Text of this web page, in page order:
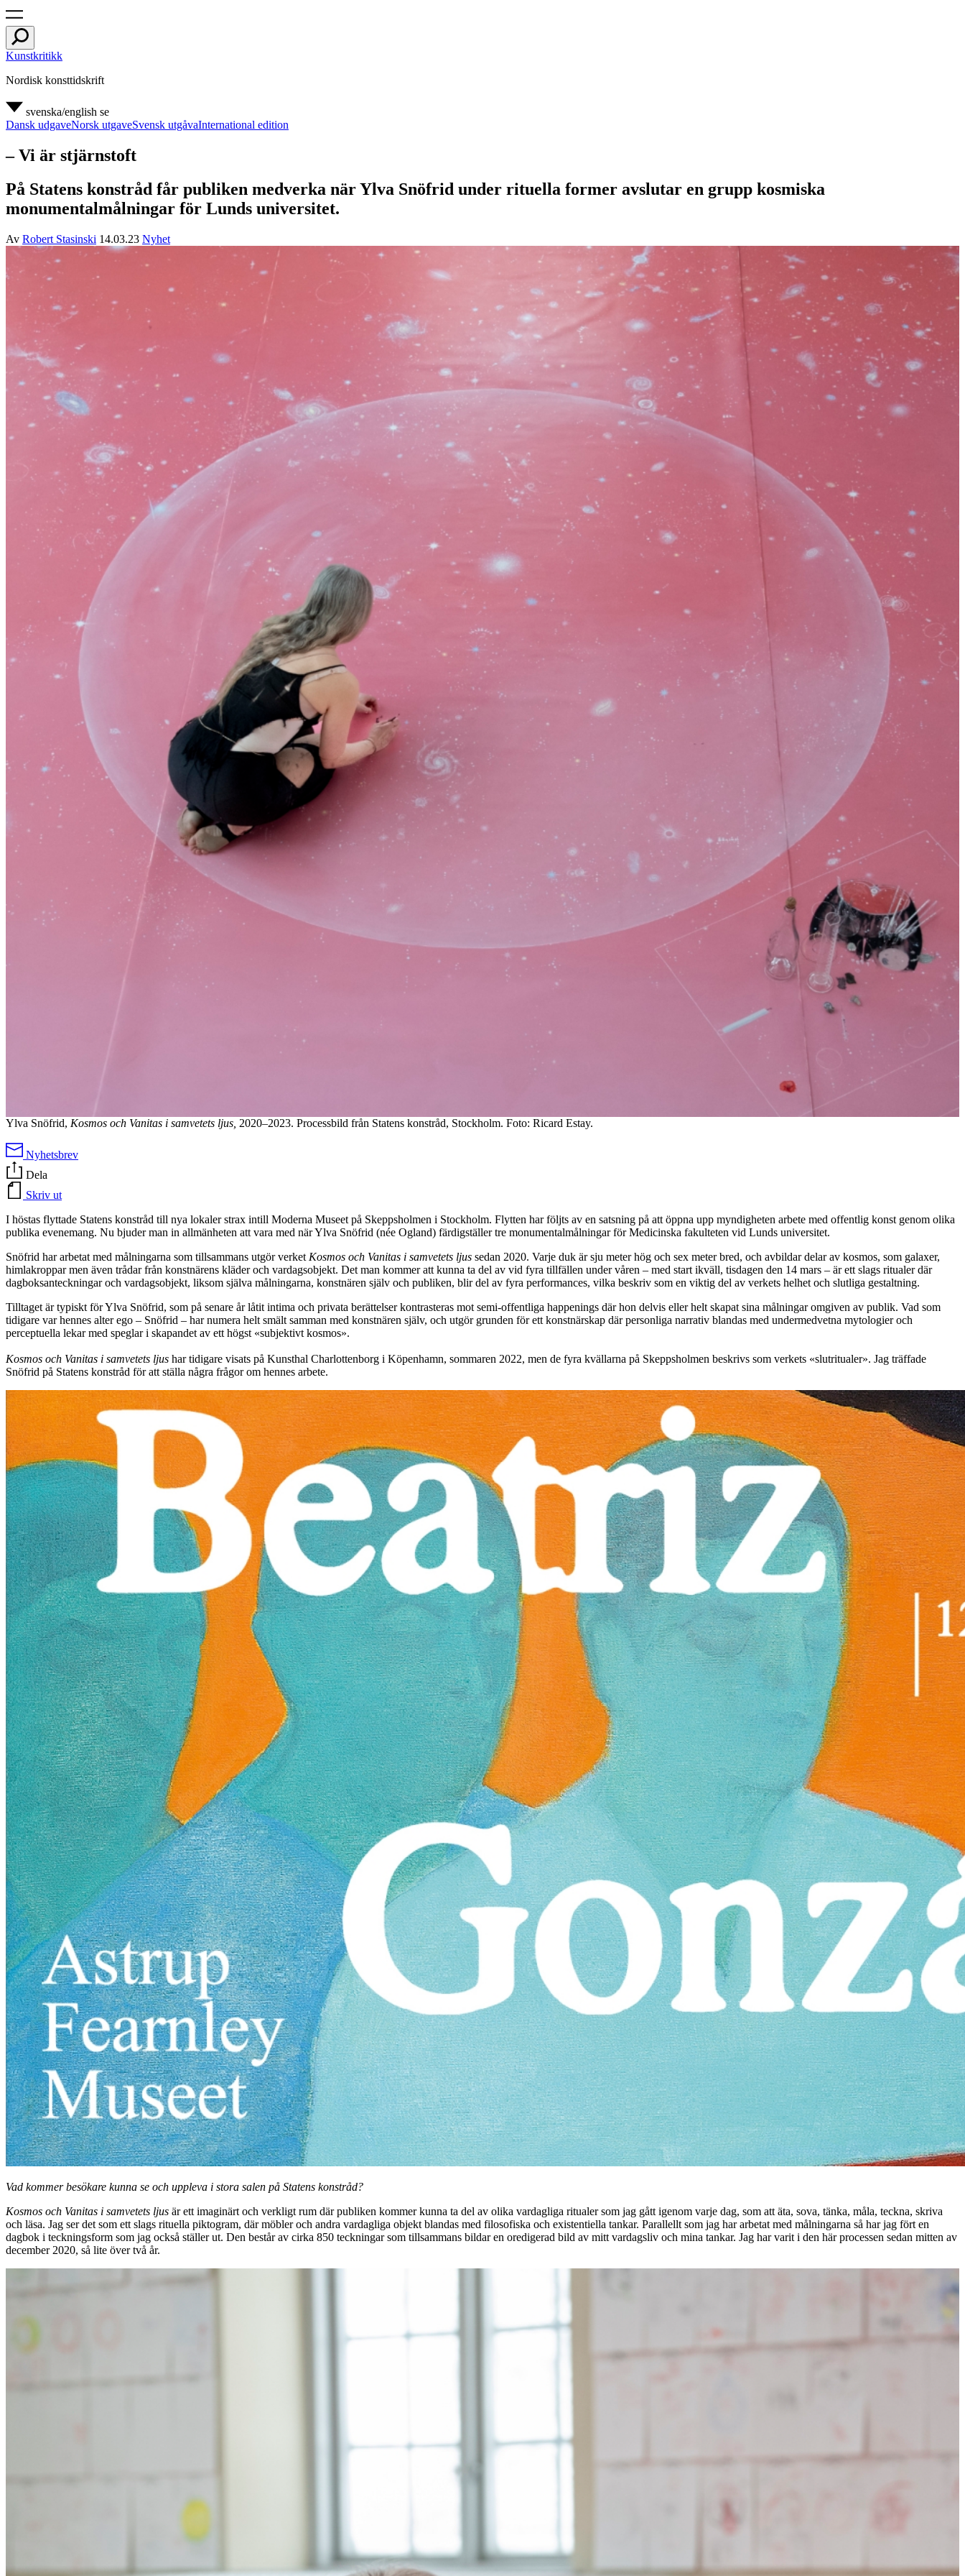
Kunstkritikk
Nordisk konsttidskrift
svenska/english se
Dansk udgaveNorsk utgaveSvensk utgåvaInternational edition
– Vi är stjärnstoft
På Statens konstråd får publiken medverka när Ylva Snöfrid under rituella former avslutar en grupp kosmiska
monumentalmålningar för Lunds universitet.
Av Robert Stasinski 14.03.23 Nyhet
Ylva Snöfrid, Kosmos och Vanitas i samvetets ljus, 2020–2023. Processbild från Statens konstråd, Stockholm. Foto: Ricard Estay.
Nyhetsbrev
Dela
Skriv ut
I höstas flyttade Statens konstråd till nya lokaler strax intill Moderna Museet på Skeppsholmen i Stockholm. Flytten har följts av en satsning på att öppna upp myndigheten arbete med offentlig konst genom olika
publika evenemang. Nu bjuder man in allmänheten att vara med när Ylva Snöfrid (née Ogland) färdigställer tre monumentalmålningar för Medicinska fakulteten vid Lunds universitet.
Snöfrid har arbetat med målningarna som tillsammans utgör verket Kosmos och Vanitas i samvetets ljus sedan 2020. Varje duk är sju meter hög och sex meter bred, och avbildar delar av kosmos, som galaxer,
himlakroppar men även trådar från konstnärens kläder och vardagsobjekt. Det man kommer att kunna ta del av vid fyra tillfällen under våren – med start ikväll, tisdagen den 14 mars – är ett slags ritualer där
dagboksanteckningar och vardagsobjekt, liksom själva målningarna, konstnären själv och publiken, blir del av fyra performances, vilka beskriv som en viktig del av verkets helhet och slutliga gestaltning.
Tilltaget är typiskt för Ylva Snöfrid, som på senare år låtit intima och privata berättelser kontrasteras mot semi-offentliga happenings där hon delvis eller helt skapat sina målningar omgiven av publik. Vad som
tidigare var hennes alter ego – Snöfrid – har numera helt smält samman med konstnären själv, och utgör grunden för ett konstnärskap där personliga narrativ blandas med undermedvetna mytologier och
perceptuella lekar med speglar i skapandet av ett högst «subjektivt kosmos».
Kosmos och Vanitas i samvetets ljus har tidigare visats på Kunsthal Charlottenborg i Köpenhamn, sommaren 2022, men de fyra kvällarna på Skeppsholmen beskrivs som verkets «slutritualer». Jag träffade
Snöfrid på Statens konstråd för att ställa några frågor om hennes arbete.
Vad kommer besökare kunna se och uppleva i stora salen på Statens konstråd?
Kosmos och Vanitas i samvetets ljus är ett imaginärt och verkligt rum där publiken kommer kunna ta del av olika vardagliga ritualer som jag gått igenom varje dag, som att äta, sova, tänka, måla, teckna, skriva
och läsa. Jag ser det som ett slags rituella piktogram, där möbler och andra vardagliga objekt blandas med filosofiska och existentiella tankar. Parallellt som jag har arbetat med målningarna så har jag fört en
dagbok i teckningsform som jag också ställer ut. Den består av cirka 850 teckningar som tillsammans bildar en oredigerad bild av mitt vardagsliv och mina tankar. Jag har varit i den här processen sedan mitten av
december 2020, så lite över två år.